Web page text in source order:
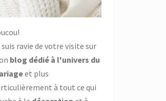
suis ravie de votre visite sur
blog dédié à l'univers du
et plus
à tout ce qui